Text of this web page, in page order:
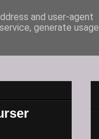
and user-agent
generate usage